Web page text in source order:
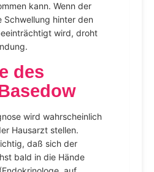
kann. Wenn der
Schwellung hinter den
wird, droht
des
wird wahrscheinlich
Hausarzt stellen.
daß sich der
bald in die Hände